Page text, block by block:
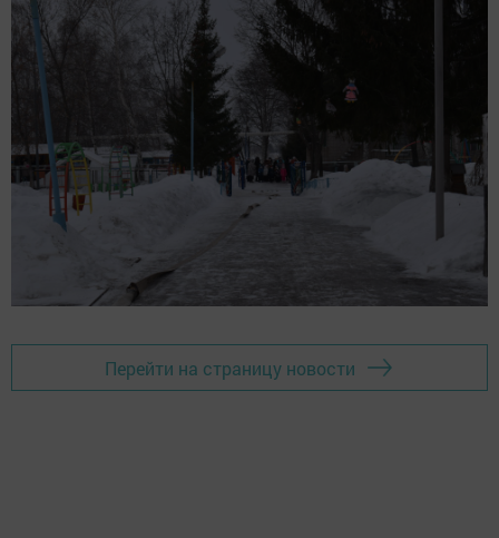
Перейти на страницу новости